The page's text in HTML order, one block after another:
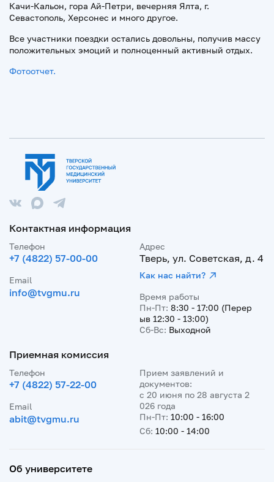
Качи-Кальон, гора Ай-Петри, вечерняя Ялта, г.
Севастополь, Херсонес и много другое.
Все участники поездки остались довольны, получив массу
положительных эмоций и полноценный активный отдых.
Фотоотчет.
Контактная информация
Телефон
+7 (4822) 57-00-00
Email
info@tvgmu.ru
Адрес
Тверь, ул. Советская, д. 4
Как нас найти?
Время работы
Пн-Пт: 8:30 - 17:00 (Перер
ыв 12:30 - 13:00)
Сб-Вс: Выходной
Приемная комиссия
Телефон
+7 (4822) 57-22-00
Email
abit@tvgmu.ru
Прием заявлений и
документов:
с 20 июня по 28 августа 2
026 года
Пн-Пт: 10:00 - 16:00
Сб: 10:00 - 14:00
Об университете